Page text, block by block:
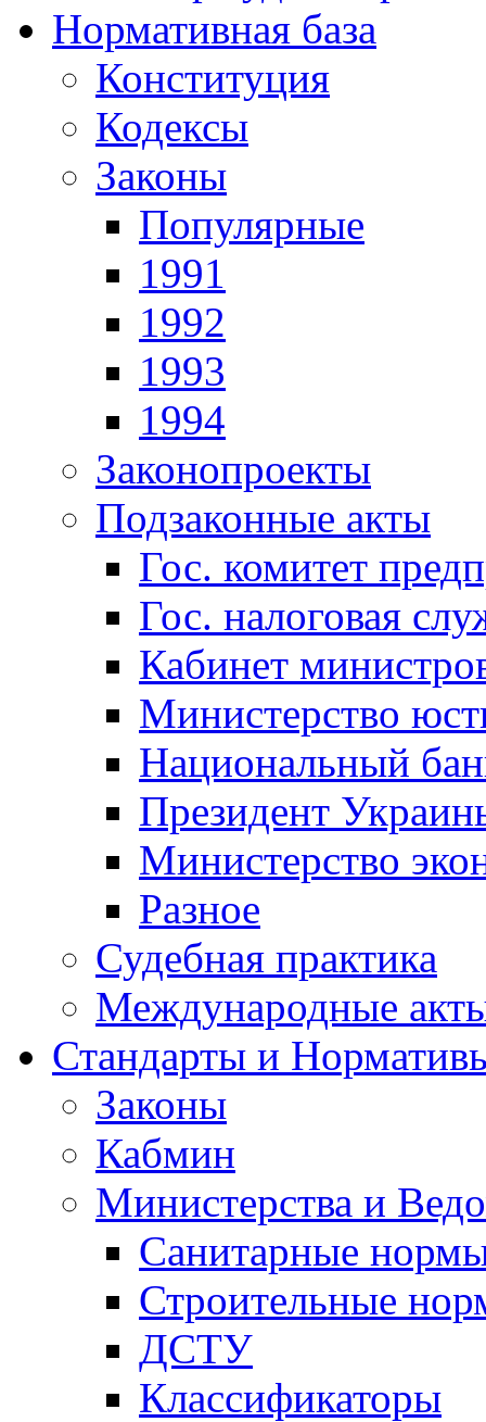
Нормативная база
Конституция
Кодексы
Законы
Популярные
1991
1992
1993
1994
Законопроекты
Подзаконные акты
Гос. комитет
Гос. налоговая
Кабинет
Министерство
Национальный
Президент
Министерство
Разное
Судебная практика
Международные
Стандарты и
Законы
Кабмин
Министерства и
Санитарные
Строительные
ДСТУ
Классификаторы